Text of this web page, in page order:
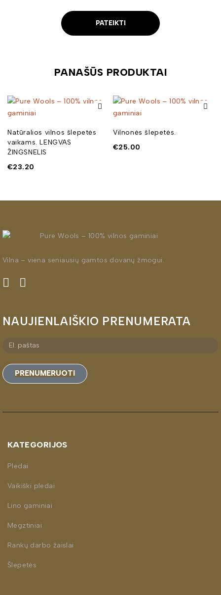
PANAŠŪS PRODUKTAI
Natūralios vilnos šlepetės
vaikams. LENGVAS
ŽINGSNELIS
€23.20
Vilnonės šlepetės.
€25.00
Vilna – viena seniausių gamtos dovanų žmogui.
NAUJIENLAIŠKIO PRENUMERATA
PRENUMERUOTI
KATEGORIJOS
Pledai
Vaikiški pledai
Lino gaminiai
Megztiniai
Rankų darbo žaislai
Šlepetės